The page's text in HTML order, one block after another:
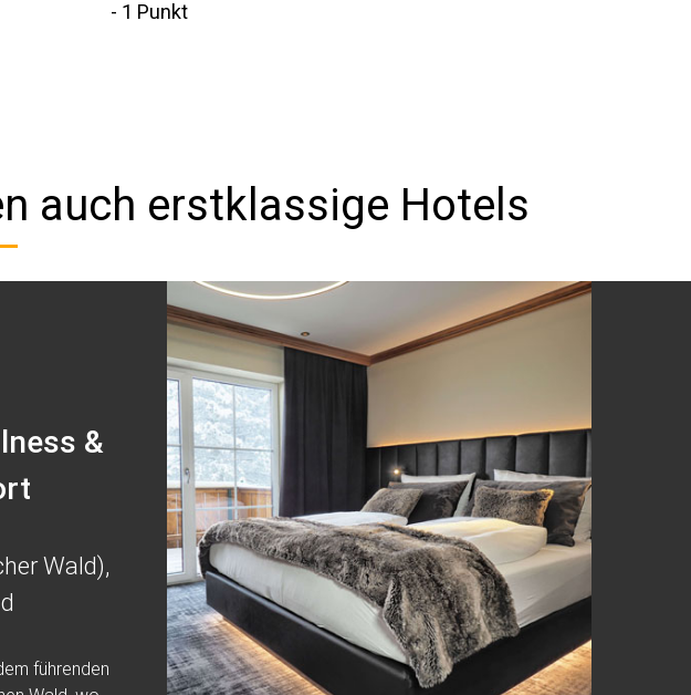
- 1 Punkt
auch erstklassige Hotels
&
Wald),
führenden